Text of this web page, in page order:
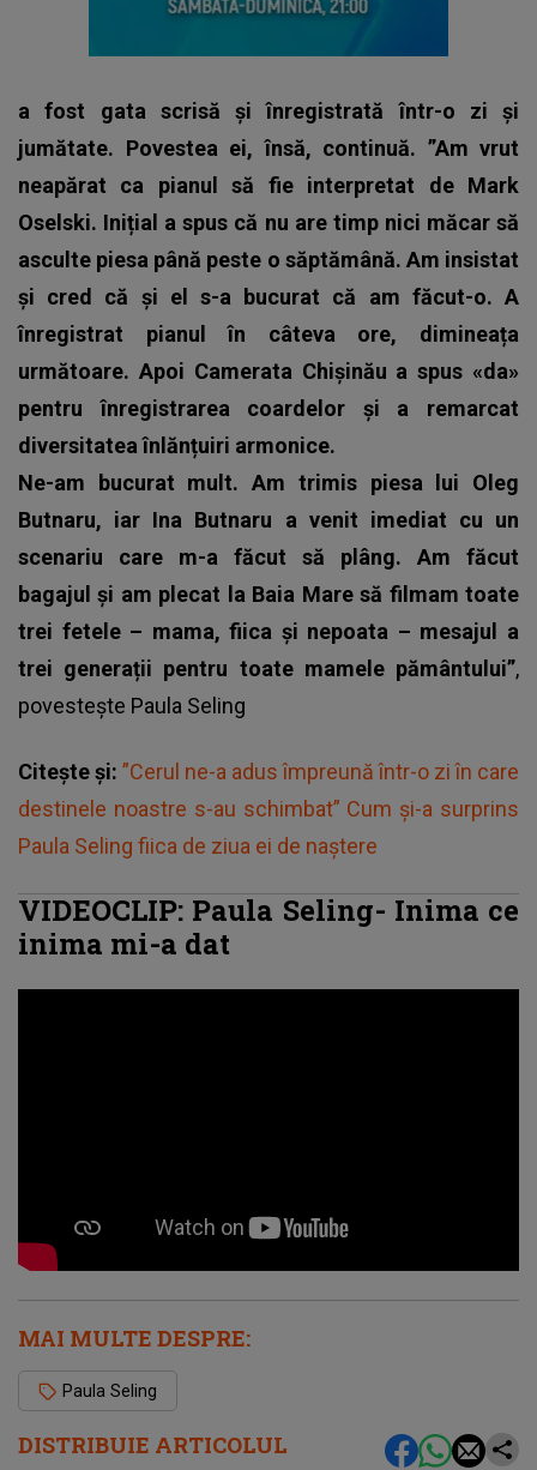
DISTRIBUIE ARTICOLUL
a fost gata scrisă și înregistrată într-o zi și
jumătate. Povestea ei, însă, continuă. ”Am vrut
neapărat ca pianul să fie interpretat de Mark
Oselski. Inițial a spus că nu are timp nici măcar să
asculte piesa până peste o săptămână. Am insistat
și cred că și el s-a bucurat că am făcut-o. A
înregistrat pianul în câteva ore, dimineața
următoare. Apoi Camerata Chișinău a spus «da»
pentru înregistrarea coardelor și a remarcat
diversitatea înlănțuiri armonice.
Ne-am bucurat mult. Am trimis piesa lui Oleg
Butnaru, iar Ina Butnaru a venit imediat cu un
scenariu care m-a făcut să plâng. Am făcut
bagajul și am plecat la Baia Mare să filmam toate
trei fetele – mama, fiica și nepoata – mesajul a
trei generații pentru toate mamele pământului”,
povestește Paula Seling
Citește și: ”Cerul ne-a adus împreună într-o zi în care
destinele noastre s-au schimbat” Cum și-a surprins
Paula Seling fiica de ziua ei de naștere
VIDEOCLIP: Paula Seling- Inima ce
inima mi-a dat
MAI MULTE DESPRE:
Paula Seling